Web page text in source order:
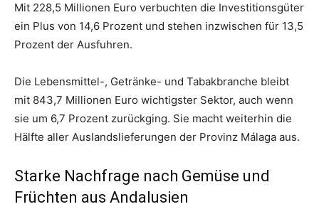
Mit 228,5 Millionen Euro verbuchten die Investitionsgüter
ein Plus von 14,6 Prozent und stehen inzwischen für 13,5
Prozent der Ausfuhren.
Die Lebensmittel-, Getränke- und Tabakbranche bleibt
mit 843,7 Millionen Euro wichtigster Sektor, auch wenn
sie um 6,7 Prozent zurückging. Sie macht weiterhin die
Hälfte aller Auslandslieferungen der Provinz Málaga aus.
Starke Nachfrage nach Gemüse und
Früchten aus Andalusien